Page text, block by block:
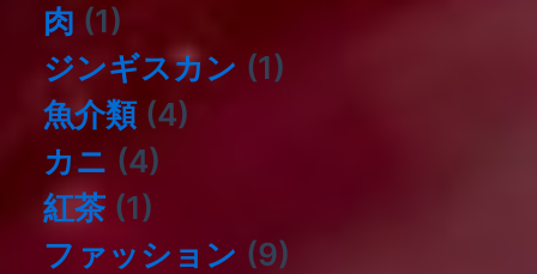
肉 (1)
ジンギスカン (1)
⿂介類(4)
カニ (4)
紅茶 (1)
ファッション (9)